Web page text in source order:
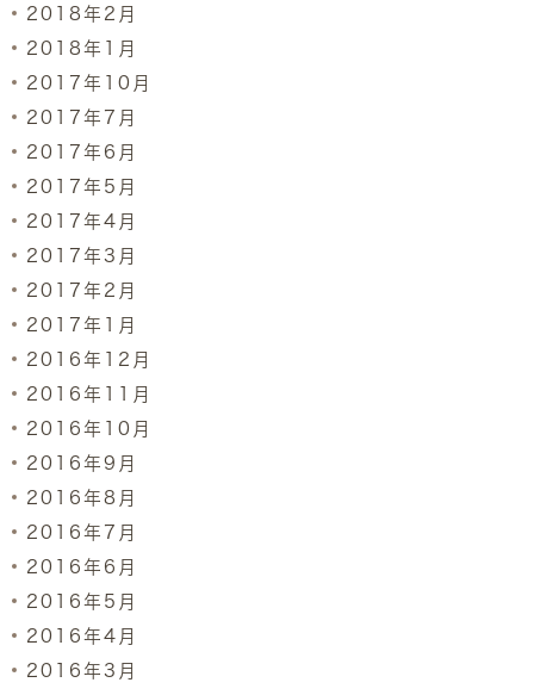
2018年2月
2018年1月
2017年10月
2017年7月
2017年6月
2017年5月
2017年4月
2017年3月
2017年2月
2017年1月
2016年12月
2016年11月
2016年10月
2016年9月
2016年8月
2016年7月
2016年6月
2016年5月
2016年4月
2016年3月